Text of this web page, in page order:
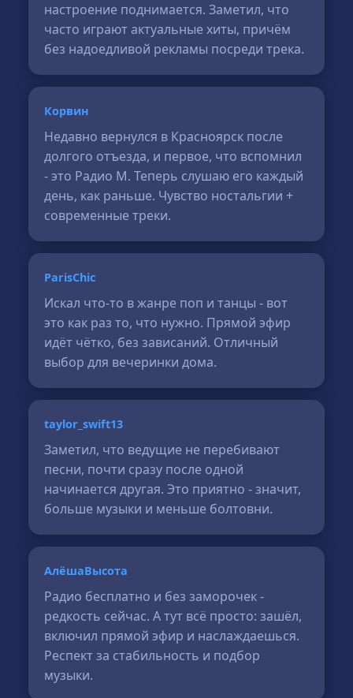
настроение поднимается. Заметил, что
часто играют актуальные хиты, причём
без надоедливой рекламы посреди трека.
Корвин
Недавно вернулся в Красноярск после
долгого отъезда, и первое, что вспомнил
- это Радио М. Теперь слушаю его каждый
день, как раньше. Чувство ностальгии +
современные треки.
ParisChic
Искал что-то в жанре поп и танцы - вот
это как раз то, что нужно. Прямой эфир
идёт чётко, без зависаний. Отличный
выбор для вечеринки дома.
taylor_swift13
Заметил, что ведущие не перебивают
песни, почти сразу после одной
начинается другая. Это приятно - значит,
больше музыки и меньше болтовни.
АлёшаВысота
Радио бесплатно и без заморочек -
редкость сейчас. А тут всё просто: зашёл,
включил прямой эфир и наслаждаешься.
Респект за стабильность и подбор
музыки.